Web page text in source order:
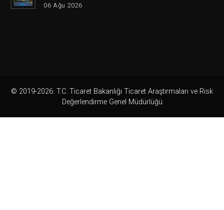
06 Ağu 2026
© 2019-2026. T.C. Ticaret Bakanlığı Ticaret Araştırmaları ve Risk
Değerlendirme Genel Müdürlüğü